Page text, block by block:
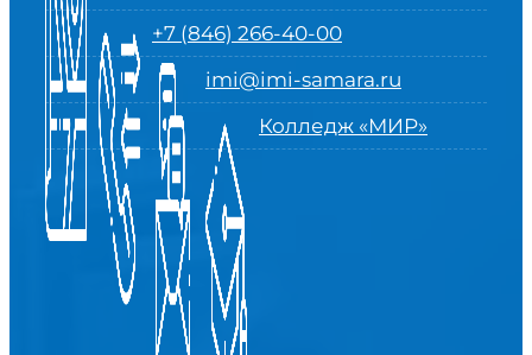
+7 (846) 266-40-00
imi@imi-samara.ru
Колледж «МИР»